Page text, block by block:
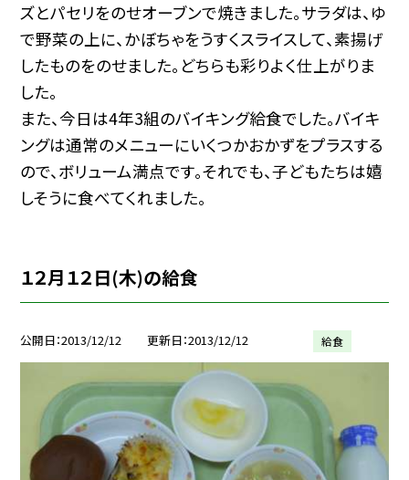
ズとパセリをのせオーブンで焼きました。サラダは、ゆ
で野菜の上に、かぼちゃをうすくスライスして、素揚げ
したものをのせました。どちらも彩りよく仕上がりま
した。
また、今日は4年3組のバイキング給食でした。バイキ
ングは通常のメニューにいくつかおかずをプラスする
ので、ボリューム満点です。それでも、子どもたちは嬉
しそうに食べてくれました。
１２月１２日(木)の給食
公開日 2013/12/12 更新日 2013/12/12 給食